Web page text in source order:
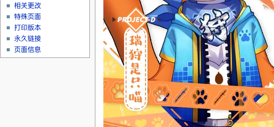
相关更改
特殊页面
打印版本
永久链接
页面信息